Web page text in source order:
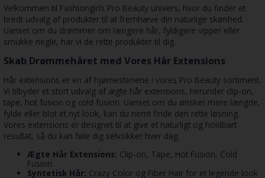
Velkommen til Fashiongirls Pro Beauty univers, hvor du finder et
bredt udvalg af produkter til at fremhæve din naturlige skønhed.
Uanset om du drømmer om længere hår, fyldigere vipper eller
smukke negle, har vi de rette produkter til dig.
Skab Drømmehåret med Vores Hår Extensions
Hår extensions er en af hjørnestenene i vores Pro Beauty sortiment.
Vi tilbyder et stort udvalg af ægte hår extensions, herunder clip-on,
tape, hot fusion og cold fusion. Uanset om du ønsker mere længde,
fylde eller blot et nyt look, kan du nemt finde den rette løsning.
Vores extensions er designet til at give et naturligt og holdbart
resultat, så du kan føle dig selvsikker hver dag.
Ægte Hår Extensions: Clip-on, Tape, Hot Fusion, Cold
Fusion
Syntetisk Hår: Crazy Color og Fiber Hair for et legende look